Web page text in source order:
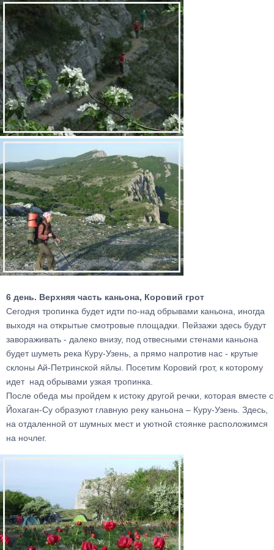
6 день. Верхняя часть каньона, Коровий грот
Сегодня тропинка будет идти по-над обрывами каньона, иногда
выходя на открытые смотровые площадки. Пейзажи здесь будут
завораживать - далеко внизу, под отвесными стенами каньона
будет шуметь река Куру-Узень, а прямо напротив нас - крутые
склоны Ай-Петринской яйлы. Посетим Коровий грот, к которому
идет над обрывами узкая тропинка.
После обеда мы пройдем к истоку другой речки, которая вместе с
Йохаган-Су образуют главную реку каньона – Куру-Узень. Здесь,
на отдаленной от шумных мест и уютной стоянке расположимся
на ночлег.